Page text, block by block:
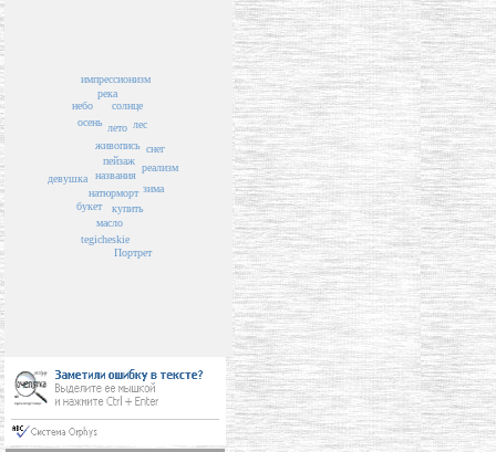
пейзаж
названия
живопись
лето
натюрморт
купить
солнце
лес
зима
осень
букет
масло
река
снег
tegicheskie
реализм
небо
импрессионизм
Портрет
девушка